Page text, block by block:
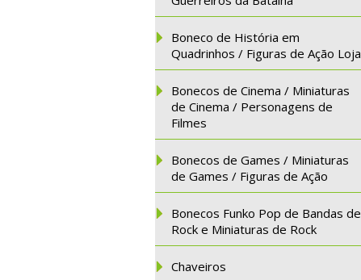
Boneco de História em
Quadrinhos / Figuras de Ação Loja
Bonecos de Cinema / Miniaturas
de Cinema / Personagens de
Filmes
Bonecos de Games / Miniaturas
de Games / Figuras de Ação
Bonecos Funko Pop de Bandas de
Rock e Miniaturas de Rock
Chaveiros